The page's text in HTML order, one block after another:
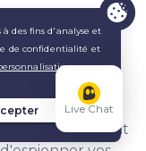
Web et des
Son chiffrement
Live Chat